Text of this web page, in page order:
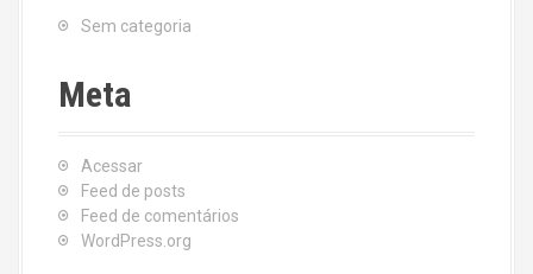
Sem categoria
Meta
Acessar
Feed de posts
Feed de comentários
WordPress.org